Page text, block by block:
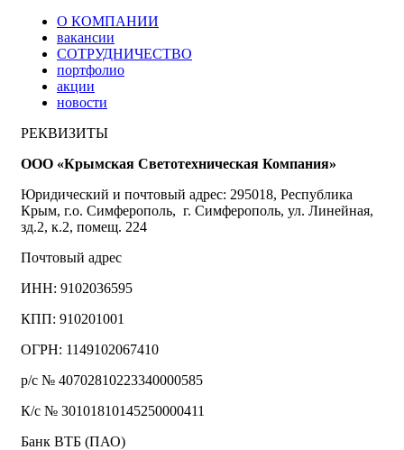
О КОМПАНИИ
вакансии
СОТРУДНИЧЕСТВО
портфолио
акции
новости
РЕКВИЗИТЫ
ООО «Крымская Светотехническая Компания»
Юридический и почтовый адрес: 295018, Республика
Крым, г.о. Симферополь, г. Симферополь, ул. Линейная,
зд.2, к.2, помещ. 224
Почтовый адрес
ИНН: 9102036595
КПП: 910201001
ОГРН: 1149102067410
р/с № 40702810223340000585
К/с № 30101810145250000411
Банк ВТБ (ПАО)